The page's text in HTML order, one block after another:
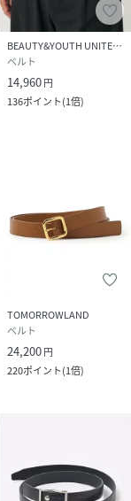
BEAUTY&YOUTH UNITED ARROWS
ベルト
14,960円
136ポイント(1倍)
TOMORROWLAND
ベルト
24,200円
220ポイント(1倍)